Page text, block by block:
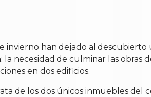
invierno han dejado al
la necesidad de culminar las
en dos edificios.
de los dos únicos inmuebles